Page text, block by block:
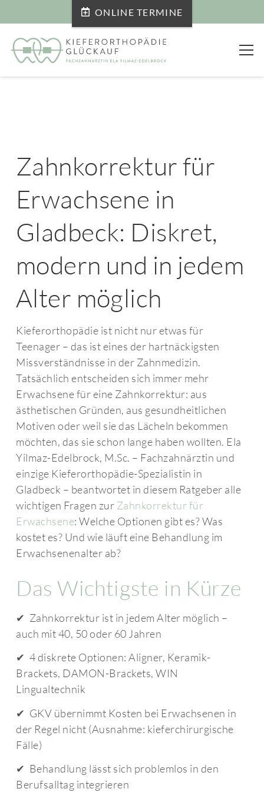
ONLINE TERMINE
Zahnkorrektur für
Erwachsene in
Gladbeck: Diskret,
modern und in jedem
Alter möglich
Kieferorthopädie ist nicht nur etwas für
Teenager – das ist eines der hartnäckigsten
Missverständnisse in der Zahnmedizin.
Tatsächlich entscheiden sich immer mehr
Erwachsene für eine Zahnkorrektur: aus
ästhetischen Gründen, aus gesundheitlichen
Motiven oder weil sie das Lächeln bekommen
möchten, das sie schon lange haben wollten. Ela
Yilmaz-Edelbrock, M.Sc. – Fachzahnärztin und
einzige Kieferorthopädie-Spezialistin in
Gladbeck – beantwortet in diesem Ratgeber alle
wichtigen Fragen zur Zahnkorrektur für
Erwachsene: Welche Optionen gibt es? Was
kostet es? Und wie läuft eine Behandlung im
Erwachsenenalter ab?
Das Wichtigste in Kürze
✔ Zahnkorrektur ist in jedem Alter möglich –
auch mit 40, 50 oder 60 Jahren
✔ 4 diskrete Optionen: Aligner, Keramik-
Brackets, DAMON-Brackets, WIN
Lingualtechnik
✔ GKV übernimmt Kosten bei Erwachsenen in
der Regel nicht (Ausnahme: kieferchirurgische
Fälle)
✔ Behandlung lässt sich problemlos in den
Berufsalltag integrieren